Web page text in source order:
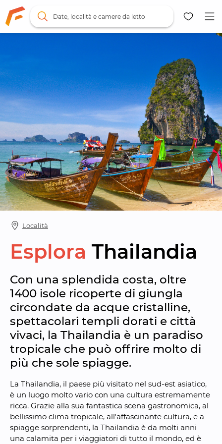
Date, località e camere da letto
Località
Esplora Thailandia
Con una splendida costa, oltre
1400 isole ricoperte di giungla
circondate da acque cristalline,
spettacolari templi dorati e città
vivaci, la Thailandia è un paradiso
tropicale che può offrire molto di
più che sole spiagge.
La Thailandia, il paese più visitato nel sud-est asiatico,
è un luogo molto vario con una cultura estremamente
ricca. Grazie alla sua fantastica scena gastronomica, al
bellissimo clima tropicale, all'affascinante cultura, e a
spiagge sorprendenti, la Thailandia è da molti anni
una calamita per i viaggiatori di tutto il mondo, ed è